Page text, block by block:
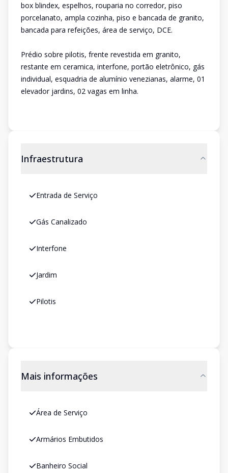
box blindex, espelhos, rouparia no corredor, piso
porcelanato, ampla cozinha, piso e bancada de granito,
bancada para refeições, área de serviço, DCE.
Prédio sobre pilotis, frente revestida em granito,
restante em ceramica, interfone, portão eletrônico, gás
individual, esquadria de alumínio venezianas, alarme, 01
elevador jardins, 02 vagas em linha.
Infraestrutura
Entrada de Serviço
Gás Canalizado
Interfone
Jardim
Pilotis
Mais informações
Área de Serviço
Armários Embutidos
Banheiro Social